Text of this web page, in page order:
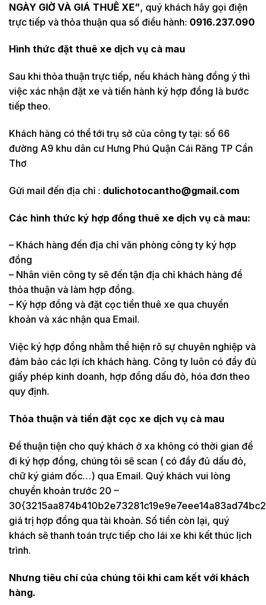
NGÀY GIỜ VÀ GIÁ THUÊ XE”, quý khách hãy gọi điện
trực tiếp và thỏa thuận qua số điều hành: 0916.237.090
Hình thức đặt thuê xe dịch vụ cà mau
Sau khi thỏa thuận trực tiếp, nếu khách hàng đồng ý thì
việc xác nhận đặt xe và tiến hành ký hợp đồng là bước
tiếp theo.
Khách hàng có thể tới trụ sở của công ty tại: số 66
đường A9 khu dân cư Hưng Phú Quận Cái Răng TP Cần
Thơ
Gửi mail đến địa chỉ : dulichotocantho@gmail.com
Các hình thức ký hợp đồng thuê xe dịch vụ cà mau:
– Khách hàng đến địa chỉ văn phòng công ty ký hợp
đồng
– Nhân viên công ty sẽ đến tận địa chỉ khách hàng để
thỏa thuận và làm hợp đồng.
– Ký hợp đồng và đặt cọc tiền thuê xe qua chuyển
khoản và xác nhận qua Email.
Việc ký hợp đồng nhằm thể hiện rõ sự chuyên nghiệp và
đảm bảo các lợi ích khách hàng. Công ty luôn có đầy đủ
giấy phép kinh doanh, hợp đồng dấu đỏ, hóa đơn theo
quy định.
Thỏa thuận và tiền đặt cọc xe dịch vụ cà mau
Để thuận tiện cho quý khách ở xa không có thời gian để
đi ký hợp đồng, chúng tôi sẽ scan ( có đầy đủ dấu đỏ,
chữ ký giám đốc…) qua Email. Quý khách vui lòng
chuyển khoản trước 20 –
giá trị hợp đồng qua tài khoản. Số tiền còn lại, quý
khách sẽ thanh toán trực tiếp cho lái xe khi kết thúc lịch
trình.
Nhưng tiêu chí của chúng tôi khi cam kết với khách
hàng.